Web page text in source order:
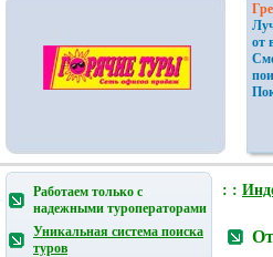
от
Работаем только с
надежными туроператорами
Уникальная система поиска
туров
: :